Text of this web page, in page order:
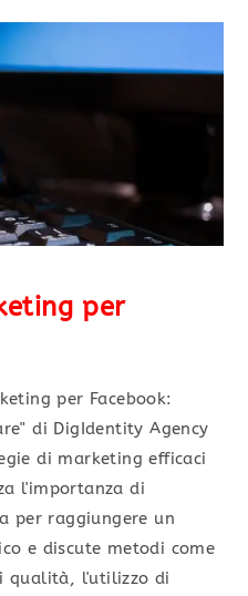
per
per Facebook:
di DigIdentity Agency
di marketing efficaci
l'importanza di
per raggiungere un
e discute metodi come
qualità, l'utilizzo di